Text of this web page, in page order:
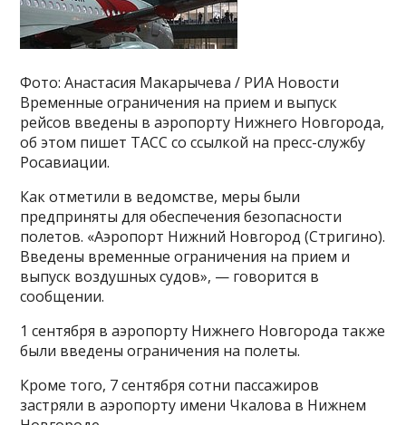
Фото: Анастасия Макарычева / РИА Новости
Временные ограничения на прием и выпуск
рейсов введены в аэропорту Нижнего Новгорода,
об этом пишет ТАСС со ссылкой на пресс-службу
Росавиации.
Как отметили в ведомстве, меры были
предприняты для обеспечения безопасности
полетов. «Аэропорт Нижний Новгород (Стригино).
Введены временные ограничения на прием и
выпуск воздушных судов», — говорится в
сообщении.
1 сентября в аэропорту Нижнего Новгорода также
были введены ограничения на полеты.
Кроме того, 7 сентября сотни пассажиров
застряли в аэропорту имени Чкалова в Нижнем